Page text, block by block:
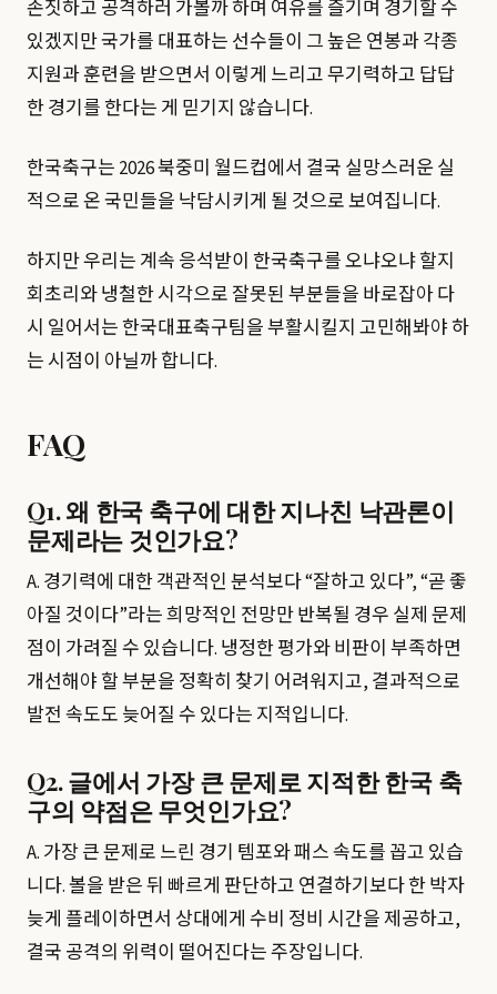
손짓하고 공격하러 가볼까 하며 여유를 즐기며 경기할 수
있겠지만 국가를 대표하는 선수들이 그 높은 연봉과 각종
지원과 훈련을 받으면서 이렇게 느리고 무기력하고 답답
한 경기를 한다는 게 믿기지 않습니다.
한국축구는 2026 북중미 월드컵에서 결국 실망스러운 실
적으로 온 국민들을 낙담시키게 될 것으로 보여집니다.
하지만 우리는 계속 응석받이 한국축구를 오냐오냐 할지
회초리와 냉철한 시각으로 잘못된 부분들을 바로잡아 다
시 일어서는 한국대표축구팀을 부활시킬지 고민해봐야 하
는 시점이 아닐까 합니다.
FAQ
Q1. 왜 한국 축구에 대한 지나친 낙관론이
문제라는 것인가요?
A. 경기력에 대한 객관적인 분석보다 “잘하고 있다”, “곧 좋
아질 것이다”라는 희망적인 전망만 반복될 경우 실제 문제
점이 가려질 수 있습니다. 냉정한 평가와 비판이 부족하면
개선해야 할 부분을 정확히 찾기 어려워지고, 결과적으로
발전 속도도 늦어질 수 있다는 지적입니다.
Q2. 글에서 가장 큰 문제로 지적한 한국 축
구의 약점은 무엇인가요?
A. 가장 큰 문제로 느린 경기 템포와 패스 속도를 꼽고 있습
니다. 볼을 받은 뒤 빠르게 판단하고 연결하기보다 한 박자
늦게 플레이하면서 상대에게 수비 정비 시간을 제공하고,
결국 공격의 위력이 떨어진다는 주장입니다.